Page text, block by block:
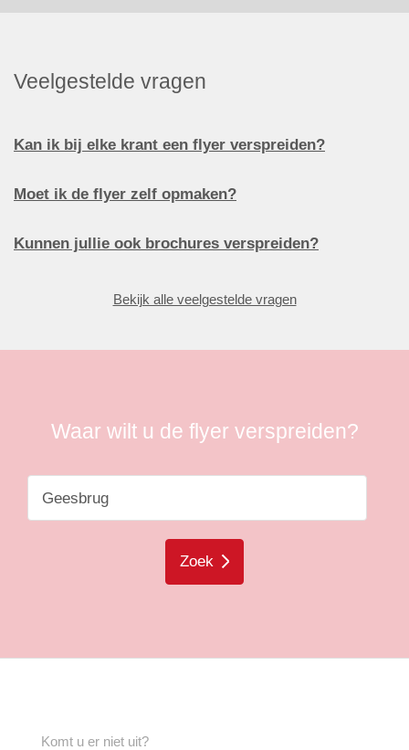
Veelgestelde vragen
Kan ik bij elke krant een flyer verspreiden?
Moet ik de flyer zelf opmaken?
Kunnen jullie ook brochures verspreiden?
Bekijk alle veelgestelde vragen
Waar wilt u de flyer verspreiden?
Zoek
Komt u er niet uit?